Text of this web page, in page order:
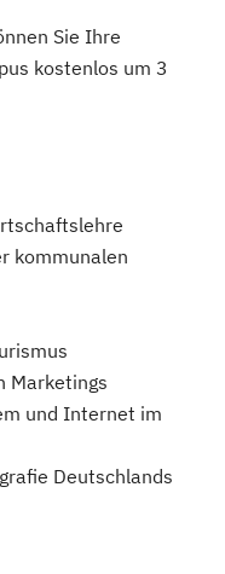
Sie Ihre
kostenlos um 3
kommunalen
Marketings
und Internet im
Deutschlands